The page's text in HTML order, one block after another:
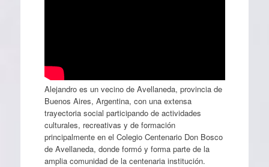
Alejandro es un vecino de Avellaneda, provincia de
Buenos Aires, Argentina, con una extensa
trayectoria social participando de actividades
culturales, recreativas y de formación
principalmente en el Colegio Centenario Don Bosco
de Avellaneda, donde formó y forma parte de la
amplia comunidad de la centenaria institución.